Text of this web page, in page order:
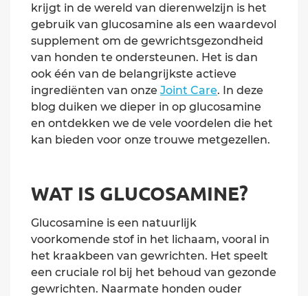
krijgt in de wereld van dierenwelzijn is het
gebruik van glucosamine als een waardevol
supplement om de gewrichtsgezondheid
van honden te ondersteunen. Het is dan
ook één van de belangrijkste actieve
ingrediënten van onze Joint Care. In deze
blog duiken we dieper in op glucosamine
en ontdekken we de vele voordelen die het
kan bieden voor onze trouwe metgezellen.
WAT IS GLUCOSAMINE?
Glucosamine is een natuurlijk
voorkomende stof in het lichaam, vooral in
het kraakbeen van gewrichten. Het speelt
een cruciale rol bij het behoud van gezonde
gewrichten. Naarmate honden ouder